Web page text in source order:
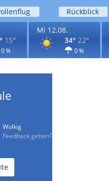
Rückblick
15°
0 %
Mi 12.08.
34° 22°
0 %
Wolkig
Feedback geben